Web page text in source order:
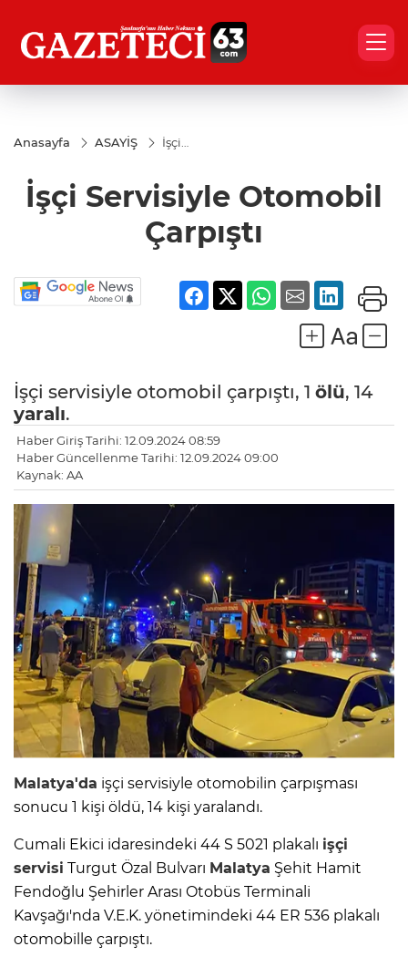
Anasayfa ASAYİŞ
İşçi
Çarpıştı
İşçi Servisiyle Otomobil
Çarpıştı
İşçi servisiyle otomobil çarpıştı, 1 ölü, 14
yaralı.
Haber Giriş Tarihi: 12.09.2024 08:59
Haber Güncellenme Tarihi: 12.09.2024 09:00
Kaynak: AA
Malatya'da işçi servisiyle otomobilin çarpışması
sonucu 1 kişi öldü, 14 kişi yaralandı.
Cumali Ekici idaresindeki 44 S 5021 plakalı işçi
servisi Turgut Özal Bulvarı Malatya Şehit Hamit
Fendoğlu Şehirler Arası Otobüs Terminali
Kavşağı'nda V.E.K. yönetimindeki 44 ER 536 plakalı
otomobille çarpıştı.